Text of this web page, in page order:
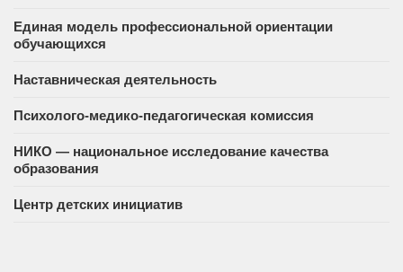
Единая модель профессиональной ориентации
обучающихся
Наставническая деятельность
Психолого-медико-педагогическая комиссия
НИКО — национальное исследование качества
образования
Центр детских инициатив